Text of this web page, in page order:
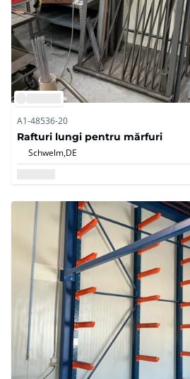
A1-48536-20
Rafturi lungi pentru mărfuri
Schwelm,DE